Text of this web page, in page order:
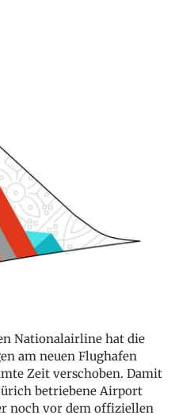
Nationalairline hat die
am neuen Flughafen
Zeit verschoben. Damit
betriebene Airport
noch vor dem offiziellen